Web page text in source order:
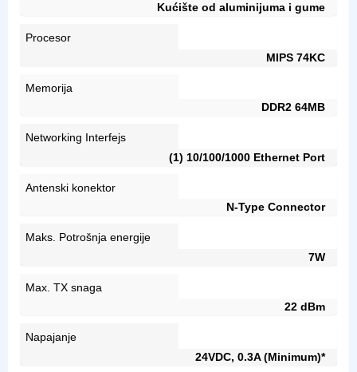
Kućište od aluminijuma i gume
Procesor
MIPS 74KC
Memorija
DDR2 64MB
Networking Interfejs
(1) 10/100/1000 Ethernet Port
Antenski konektor
N-Type Connector
Maks. Potrošnja energije
7W
Max. TX snaga
22 dBm
Napajanje
24VDC, 0.3A (Minimum)*